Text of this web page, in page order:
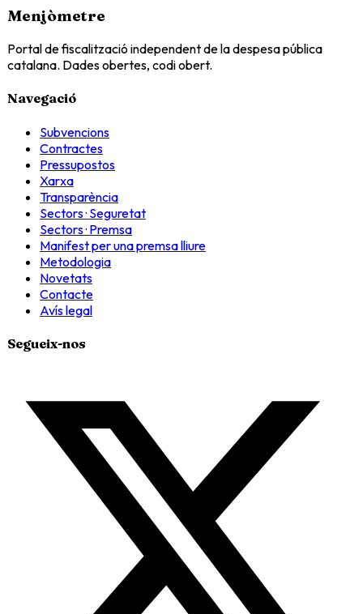
Menjòmetre
Portal de fiscalització independent de la despesa pública
catalana. Dades obertes, codi obert.
Navegació
Subvencions
Contractes
Pressupostos
Xarxa
Transparència
Sectors · Seguretat
Sectors · Premsa
Manifest per una premsa lliure
Metodologia
Novetats
Contacte
Avís legal
Segueix-nos